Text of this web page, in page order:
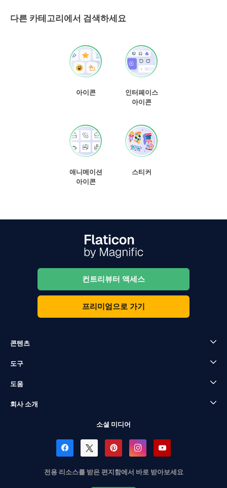
다른 카테고리에서 검색하세요
아이콘
인터페이스
아이콘
애니메이션
아이콘
스티커
컨트리뷰터 액세스
프리미엄으로 가기
콘텐츠
도구
도움
회사 소개
소셜 미디어
전용 리소스를 받은 편지함에서 바로 받아보세요